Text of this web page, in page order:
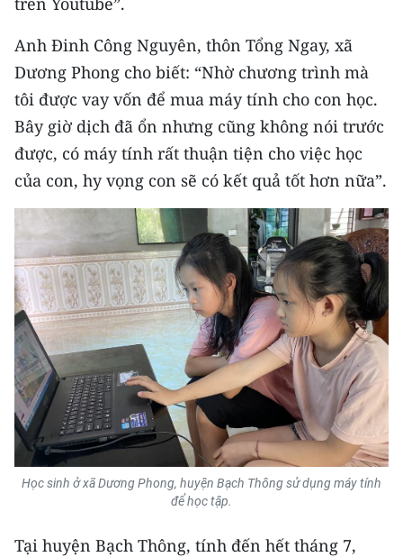
Media Thể thao
Media Giáo dục
Media Y tế
Media Khoa học - Công nghệ
Media Môi trường
Ảnh
Infographic
TIN MỚI
TIN ĐỊA PHƯƠNG
Trung du và miền núi phía Bắc
Đồng bằng sông Hồng
Bắc Trung Bộ
Duyên hải Nam Trung Bộ và Tây
Nguyên
Anh Đinh Công Nguyên, thôn Tổng Ngay, xã
Dương Phong cho biết: “Nhờ chương trình mà
tôi được vay vốn để mua máy tính cho con học.
Bây giờ dịch đã ổn nhưng cũng không nói trước
được, có máy tính rất thuận tiện cho việc học
của con, hy vọng con sẽ có kết quả tốt hơn nữa”.
Học sinh ở xã Dương Phong, huyện Bạch Thông sử dụng máy tính
để học tập.
Tại huyện Bạch Thông, tính đến hết tháng 7,